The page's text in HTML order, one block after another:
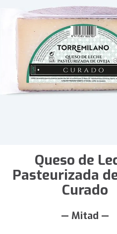
Queso de
Pasteurizada
Curado
— Mitad —